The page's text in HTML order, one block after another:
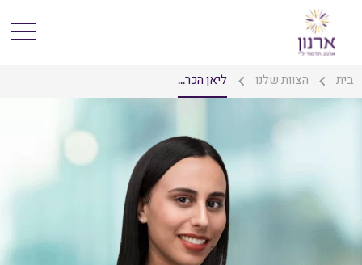
בית הצוות שלנו ליאן הכר...